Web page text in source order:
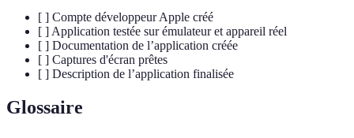
[ ] Compte développeur Apple créé
[ ] Application testée sur émulateur et appareil réel
[ ] Documentation de l’application créée
[ ] Captures d'écran prêtes
[ ] Description de l’application finalisée
Glossaire